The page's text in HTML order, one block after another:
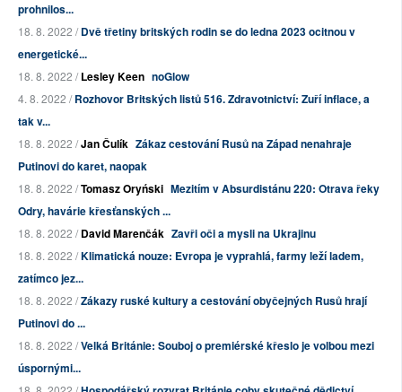
prohnilos...
18. 8. 2022 /Dvě třetiny britských rodin se do ledna 2023 ocitnou v
energetické...
18. 8. 2022 /Lesley Keen noGlow
4. 8. 2022 /Rozhovor Britských listů 516. Zdravotnictví: Zuří inflace, a
tak v...
18. 8. 2022 /Jan Čulík Zákaz cestování Rusů na Západ nenahraje
Putinovi do karet, naopak
18. 8. 2022 /Tomasz Oryński Mezitím v Absurdistánu 220: Otrava řeky
Odry, havárie křesťanských ...
18. 8. 2022 /David Marenčák Zavři oči a mysli na Ukrajinu
18. 8. 2022 /Klimatická nouze: Evropa je vyprahlá, farmy leží ladem,
zatímco jez...
18. 8. 2022 /Zákazy ruské kultury a cestování obyčejných Rusů hrají
Putinovi do ...
18. 8. 2022 /Velká Británie: Souboj o premiérské křeslo je volbou mezi
úspornými...